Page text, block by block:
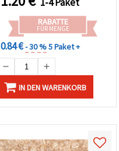
RABATTE
FÜR MENGE
0.84 €- 30 %5 Paket +
IN DEN WARENKORB